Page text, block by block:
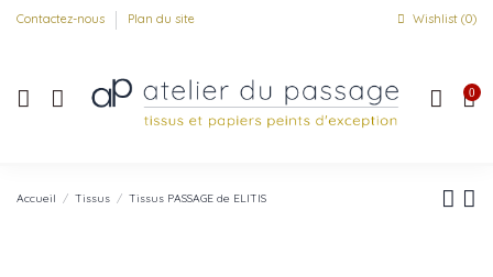
Contactez-nous Plan du site Wishlist (0)
0
Accueil Tissus Tissus PASSAGE de ELITIS